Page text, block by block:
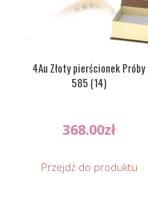
4Au Złoty pierścionek Próby
585 (14)
368.00zł
Przejdź do produktu